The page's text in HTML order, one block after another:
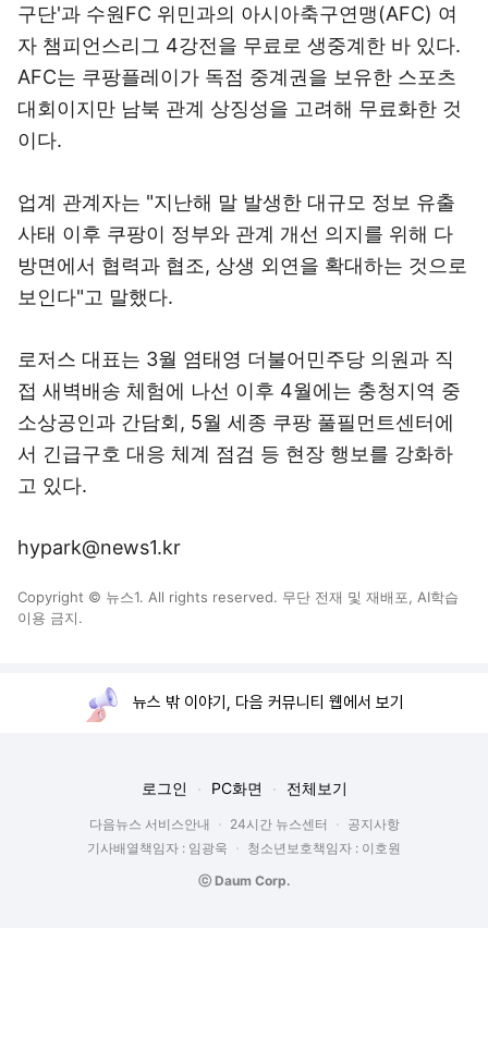
구단'과 수원FC 위민과의 아시아축구연맹(AFC) 여
자 챔피언스리그 4강전을 무료로 생중계한 바 있다.
AFC는 쿠팡플레이가 독점 중계권을 보유한 스포츠
대회이지만 남북 관계 상징성을 고려해 무료화한 것
이다.
업계 관계자는 "지난해 말 발생한 대규모 정보 유출
사태 이후 쿠팡이 정부와 관계 개선 의지를 위해 다
방면에서 협력과 협조, 상생 외연을 확대하는 것으로
보인다"고 말했다.
로저스 대표는 3월 염태영 더불어민주당 의원과 직
접 새벽배송 체험에 나선 이후 4월에는 충청지역 중
소상공인과 간담회, 5월 세종 쿠팡 풀필먼트센터에
서 긴급구호 대응 체계 점검 등 현장 행보를 강화하
고 있다.
hypark@news1.kr
Copyright © 뉴스1. All rights reserved. 무단 전재 및 재배포, AI학습
이용 금지.
뉴스 밖 이야기, 다음 커뮤니티 웹에서 보기
로그인 PC화면 전체보기
다음뉴스 서비스안내 24시간 뉴스센터
공지사항
기사배열책임자 : 임광욱
청소년보호책임자 : 이호원
ⓒ Daum Corp.